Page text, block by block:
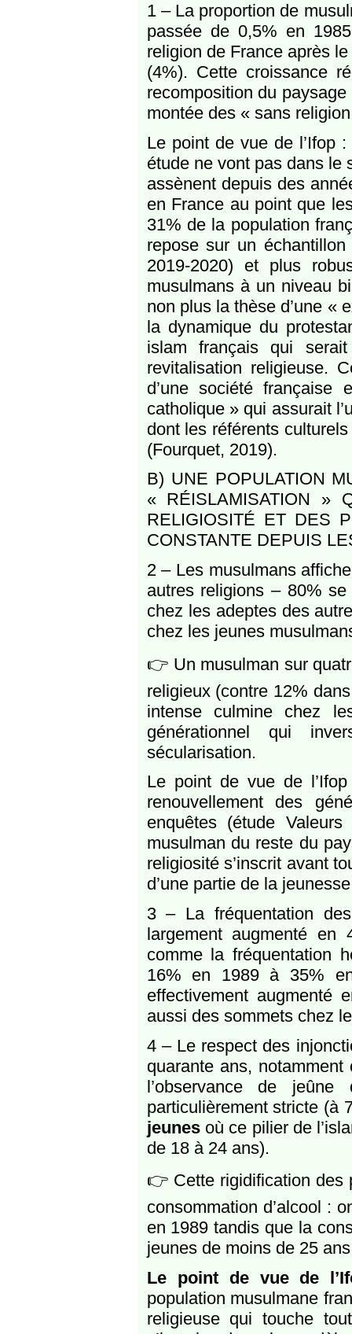
1 – La proportion de
passée de 0,5% en
religion de France après
(4%). Cette croissance
recomposition du
montée des « sans
Le point de vue de l’Ifop
étude ne vont pas dans le
assènent depuis des
en France au point que
31% de la population
repose sur un
2019-2020) et plus
musulmans à un niveau
non plus la thèse d’une «
la dynamique du
islam français qui
revitalisation religieuse.
d’une société
catholique » qui assurait
dont les référents
(Fourquet, 2019).
B) UNE POPULATION
« RÉISLAMISATION »
RELIGIOSITÉ ET DES
CONSTANTE DEPUIS
2 – Les musulmans
autres religions – 80%
chez les adeptes des
chez les jeunes
👉 Un musulman sur
religieux (contre 12%
intense culmine chez
générationnel qui
sécularisation.
Le point de vue de
renouvellement des
enquêtes (étude
musulman du reste du
religiosité s’inscrit avant
d’une partie de la
3 – La fréquentation
largement augmenté
comme la fréquentation
16% en 1989 à 35%
effectivement augmenté
aussi des sommets chez
4 – Le respect des
quarante ans, notamment
l’observance de
particulièrement stricte (à
jeunesoù ce pilier de
de 18 à 24 ans).
👉 Cette rigidification des
consommation d’alcool :
en 1989 tandis que la
jeunes de moins de 25
Le point de vue de
population musulmane
religieuse qui touche